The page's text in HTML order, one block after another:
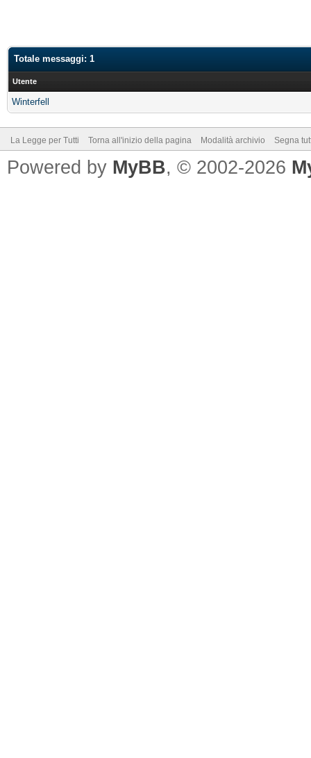
Totale messaggi: 1
Utente
Winterfell
La Legge per Tutti Torna all'inizio della pagina Modalità archivio Segna
Powered by MyBB, © 2002-2026